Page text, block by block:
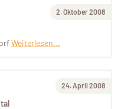
24. April 2008
2. Oktober 2008
Weiterlesen...